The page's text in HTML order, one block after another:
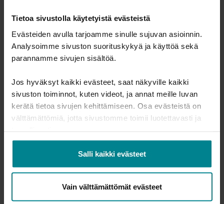
Tietoa sivustolla käytetyistä evästeistä
Evästeiden avulla tarjoamme sinulle sujuvan asioinnin.
Analysoimme sivuston suorituskykyä ja käyttöä sekä
parannamme sivujen sisältöä.
Jos hyväksyt kaikki evästeet, saat näkyville kaikki
sivuston toiminnot, kuten videot, ja annat meille luvan
kerätä tietoa sivujen kehittämiseen. Osa evästeistä on
välttämättömiä, jotta sivustomme toimii luotettavasti ja
Salli kaikki evästeet
Vain välttämättömät evästeet
Terveyttä ja hyvinvointia
Hyvä koulutus
Sukupuolten tasa-arvo
Eriarvoisuuden vähentäminen
Vastuullista kuluttamista
Rauha, oikeudenmukaisuus ja hyvä hallinto
Tulosta sivu
Jaa sivu:
Takuusäätiö